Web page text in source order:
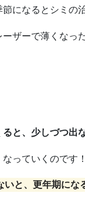
になるとシミの
ザーで薄くなっ
と、少しづつ出
っていくのです
いと、更年期に